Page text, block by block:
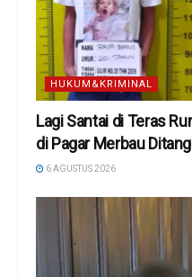
HUKUM&KRIMINAL
Lagi Santai di Teras
di Pagar Merbau
6 AGUSTUS 2026